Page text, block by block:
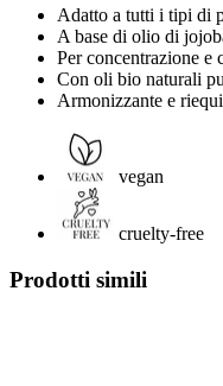
Adatto a tutti i tipi di
A base di olio di
Per concentrazione e
Con oli bio naturali
Armonizzante e
vegan
cruelty-free
Prodotti simili